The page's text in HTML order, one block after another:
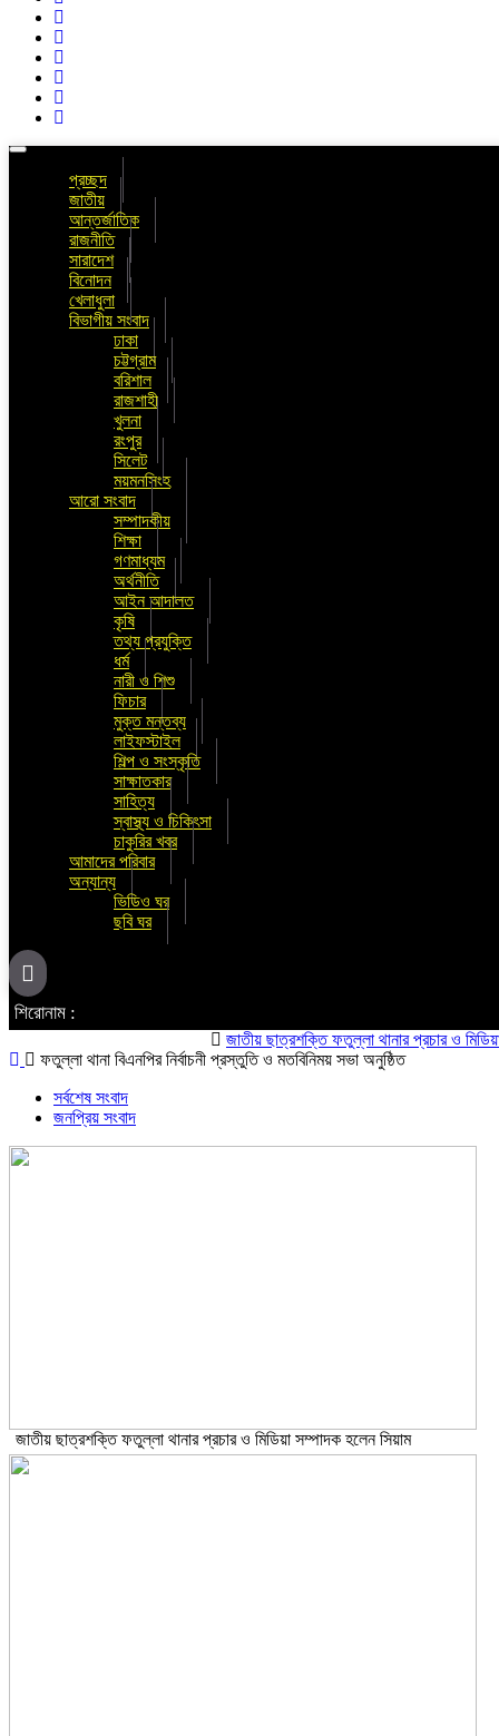
Toggle
navigationপ্রচ্ছদ
জাতীয়
আন্তর্জাতিক
রাজনীতি
সারাদেশ
বিনোদন
খেলাধুলা
বিভাগীয় সংবাদ
ঢাকা
চট্টগ্রাম
বরিশাল
রাজশাহী
খুলনা
রংপুর
সিলেট
ময়মনসিংহ
আরো সংবাদ
সম্পাদকীয়
শিক্ষা
গণমাধ্যম
অর্থনীতি
আইন আদালত
কৃষি
তথ্য প্রযুক্তি
ধর্ম
নারী ও শিশু
ফিচার
মুক্ত মন্তব্য
লাইফস্টাইল
শিল্প ও সংস্কৃতি
সাক্ষাতকার
সাহিত্য
স্বাস্থ্য ও চিকিৎসা
চাকুরির খবর
আমাদের পরিবার
অন্যান্য
ভিডিও ঘর
ছবি ঘর
শিরোনাম :
জাতীয় ছাত্রশক্তি ফতুল্লা থানার প্রচার ও মিডিয়া
ফতুল্লা থানা বিএনপির নির্বাচনী প্রস্তুতি ও মতবিনিময় সভা অনুষ্ঠিত
সর্বশেষ সংবাদ
জনপ্রিয় সংবাদ
জাতীয় ছাত্রশক্তি ফতুল্লা থানার প্রচার ও মিডিয়া সম্পাদক হলেন সিয়াম